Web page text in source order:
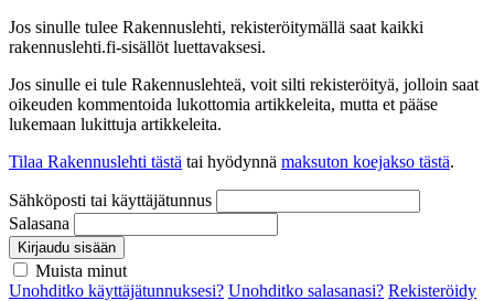
Jos sinulle tulee Rakennuslehti, rekisteröitymällä saat kaikki
rakennuslehti.fi-sisällöt luettavaksesi.
Jos sinulle ei tule Rakennuslehteä, voit silti rekisteröityä, jolloin saat
oikeuden kommentoida lukottomia artikkeleita, mutta et pääse
lukemaan lukittuja artikkeleita.
Tilaa Rakennuslehti tästä tai hyödynnä maksuton koejakso tästä.
Sähköposti tai käyttäjätunnus
Salasana
Kirjaudu sisään
Muista minut
Unohditko käyttäjätunnuksesi? Unohditko salasanasi? Rekisteröidy